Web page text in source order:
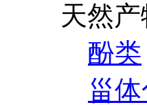
天然产
酚类
甾